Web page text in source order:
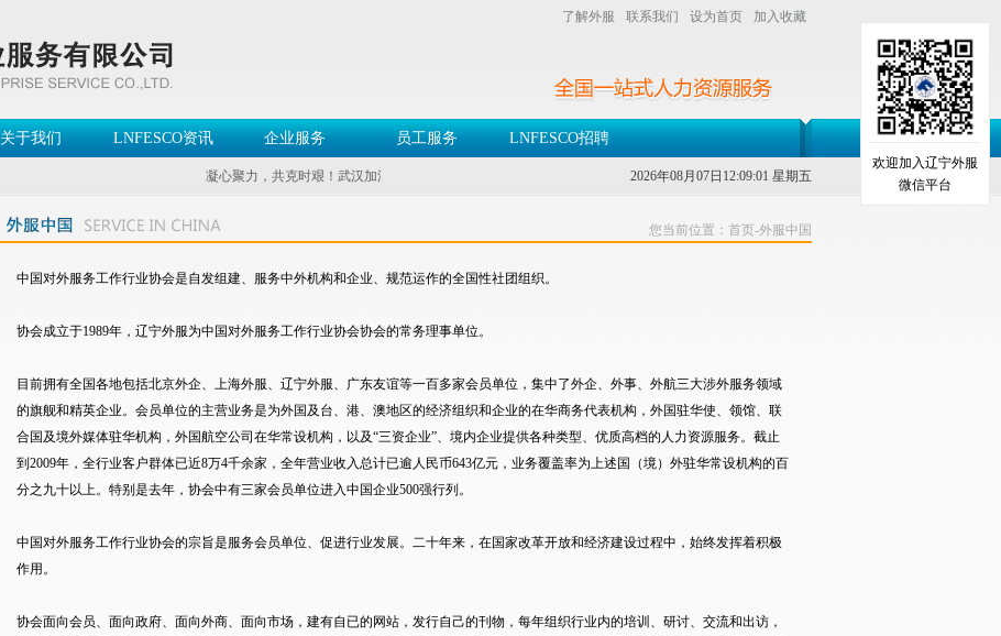
了解外服 联系我们 设为首页 加入收藏
关于我们 LNFESCO资讯 企业服务 员工服务 LNFESCO招聘
凝心聚力，共克时艰！武汉加油！中国加油！ 2026年08月07日12:09:01 星期五
您当前位置： 首页-外服中国
中国对外服务工作行业协会是自发组建、服务中外机构和企业、规范运作的全国性社团组织。
协会成立于1989年，辽宁外服为中国对外服务工作行业协会协会的常务理事单位。
目前拥有全国各地包括北京外企、上海外服、辽宁外服、广东友谊等一百多家会员单位，集中了外企、外事、外航三大涉外服务领域
的旗舰和精英企业。会员单位的主营业务是为外国及台、港、澳地区的经济组织和企业的在华商务代表机构，外国驻华使、领馆、联
合国及境外媒体驻华机构，外国航空公司在华常设机构，以及“三资企业”、境内企业提供各种类型、优质高档的人力资源服务。截止
到2009年，全行业客户群体已近8万4千余家，全年营业收入总计已逾人民币643亿元，业务覆盖率为上述国（境）外驻华常设机构的百
分之九十以上。特别是去年，协会中有三家会员单位进入中国企业500强行列。
中国对外服务工作行业协会的宗旨是服务会员单位、促进行业发展。二十年来，在国家改革开放和经济建设过程中，始终发挥着积极
作用。
协会面向会员、面向政府、面向外商、面向市场，建有自已的网站，发行自己的刊物，每年组织行业内的培训、研讨、交流和出访，
欢迎加入辽宁外服
微信平台